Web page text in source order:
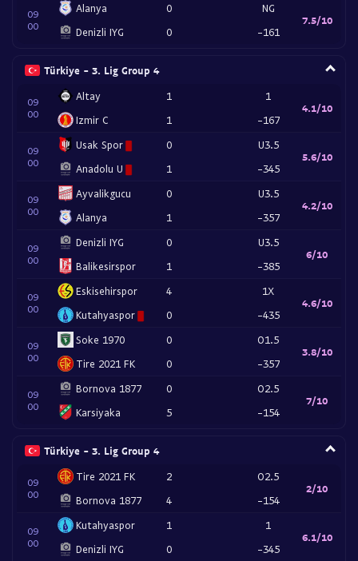
09
00
Alanya
Denizli IYG
0
0
NG
-161
7.5/10
Türkiye - 3. Lig Group 4
09
00
Altay
Izmir C
1
1
1
-167
4.1/10
09
00
Usak Spor
Anadolu U
0
1
U3.5
-345
5.6/10
09
00
Ayvalikgucu
Alanya
0
1
U3.5
-357
4.2/10
09
00
Denizli IYG
Balikesirspor
0
1
U3.5
-385
6/10
09
00
Eskisehirspor
Kutahyaspor
4
0
1X
-435
4.6/10
09
00
Soke 1970
Tire 2021 FK
0
0
O1.5
-357
3.8/10
09
00
Bornova 1877
Karsiyaka
0
5
O2.5
-154
7/10
Türkiye - 3. Lig Group 4
09
00
Tire 2021 FK
Bornova 1877
2
4
O2.5
-154
2/10
09
00
Kutahyaspor
Denizli IYG
1
0
1
-345
6.1/10